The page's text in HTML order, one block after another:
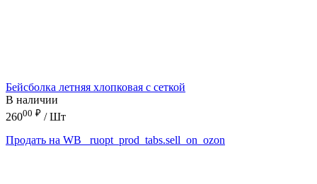
Бейсболка летняя хлопковая с сеткой
В наличии
26000 ₽ / Шт
Продать на WB
_ruopt_prod_tabs.sell_on_ozon